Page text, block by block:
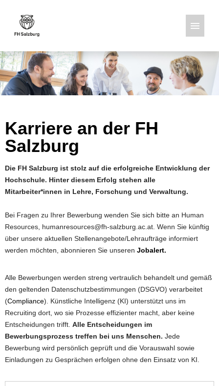
Deutsch Englisch
Stellenangebote
Karriere an der FH
Salzburg
Die FH Salzburg ist stolz auf die erfolgreiche Entwicklung der
Hochschule. Hinter diesem Erfolg stehen alle
Mitarbeiter*innen in Lehre, Forschung und Verwaltung.
Bei Fragen zu Ihrer Bewerbung wenden Sie sich bitte an Human
Resources, humanresources@fh-salzburg.ac.at. Wenn Sie künftig
über unsere aktuellen Stellenangebote/Lehraufträge informiert
werden möchten, abonnieren Sie unseren Jobalert.
Alle Bewerbungen werden streng vertraulich behandelt und gemäß
den geltenden Datenschutzbestimmungen (DSGVO) verarbeitet
(Compliance). Künstliche Intelligenz (KI) unterstützt uns im
Recruiting dort, wo sie Prozesse effizienter macht, aber keine
Entscheidungen trifft. Alle Entscheidungen im
Bewerbungsprozess treffen bei uns Menschen. Jede
Bewerbung wird persönlich geprüft und die Vorauswahl sowie
Einladungen zu Gesprächen erfolgen ohne den Einsatz von KI.